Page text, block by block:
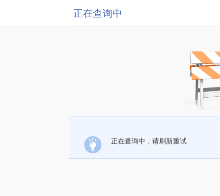
正在查询中
正在查询中，请刷新重试